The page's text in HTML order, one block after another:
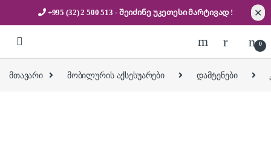
+995 (32) 2 500 513 - შეიძინე უკეთესიმარტივად ! ✕
0
მთავარი მობილურის აქსესუარები დამტენები